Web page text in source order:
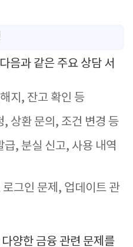
음과 같은 주요 상담 서
지, 잔고 확인 등
, 상환 문의, 조건 변경 등
급, 분실 신고, 사용 내역
로그인 문제, 업데이트 관
양한 금융 관련 문제를